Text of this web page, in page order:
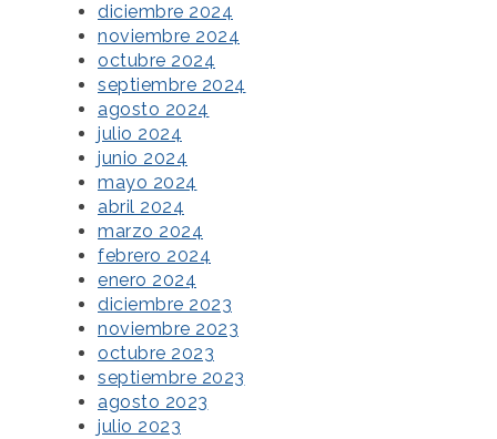
diciembre 2024
noviembre 2024
octubre 2024
septiembre 2024
agosto 2024
julio 2024
junio 2024
mayo 2024
abril 2024
marzo 2024
febrero 2024
enero 2024
diciembre 2023
noviembre 2023
octubre 2023
septiembre 2023
agosto 2023
julio 2023